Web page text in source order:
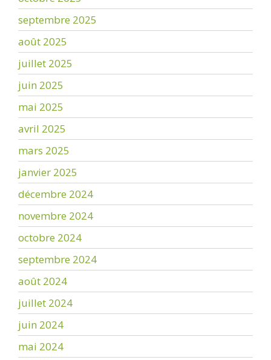
septembre 2025
août 2025
juillet 2025
juin 2025
mai 2025
avril 2025
mars 2025
janvier 2025
décembre 2024
novembre 2024
octobre 2024
septembre 2024
août 2024
juillet 2024
juin 2024
mai 2024